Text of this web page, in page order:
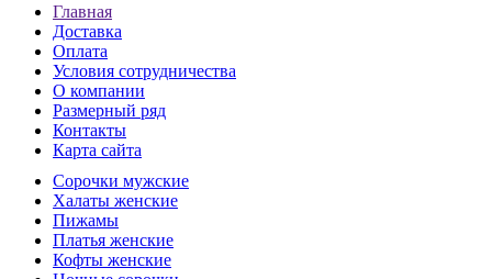
Главная
Доставка
Оплата
Условия сотрудничества
О компании
Размерный ряд
Контакты
Карта сайта
Сорочки мужские
Халаты женские
Пижамы
Платья женские
Кофты женские